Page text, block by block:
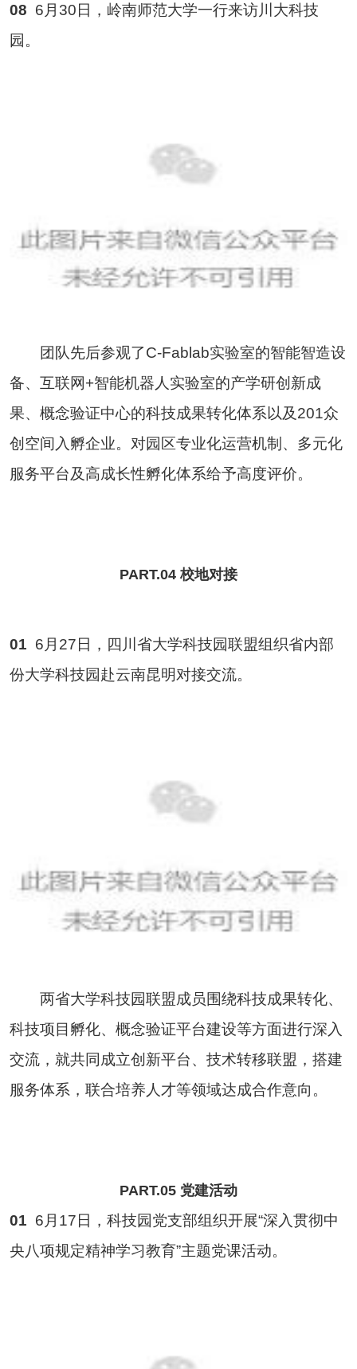
08 6月30日，岭南师范大学一行来访川大科技
园。
团队先后参观了C-Fablab实验室的智能智造设
备、互联网+智能机器人实验室的产学研创新成
果、概念验证中心的科技成果转化体系以及201众
创空间入孵企业。对园区专业化运营机制、多元化
服务平台及高成长性孵化体系给予高度评价。
PART.04 校地对接
01 6月27日，四川省大学科技园联盟组织省内部
份大学科技园赴云南昆明对接交流。
两省大学科技园联盟成员围绕科技成果转化、
科技项目孵化、概念验证平台建设等方面进行深入
交流，就共同成立创新平台、技术转移联盟，搭建
服务体系，联合培养人才等领域达成合作意向。
PART.05 党建活动
01 6月17日，科技园党支部组织开展“深入贯彻中
央八项规定精神学习教育”主题党课活动。